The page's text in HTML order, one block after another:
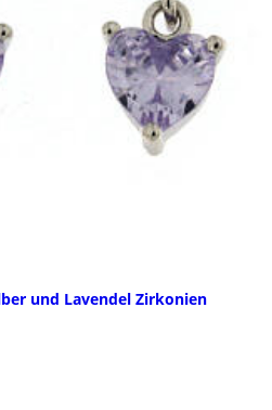
und Lavendel Zirkonien